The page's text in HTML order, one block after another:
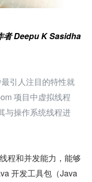
者 Deepu K Sasidha
引人注目的特性就
项目中虚拟线程
与操作系统线程进
程和并发能力，能够
开发工具包（Java